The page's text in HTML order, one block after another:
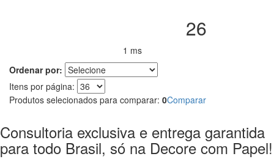
26
1 ms
Ordenar por:
Itens por página:
Produtos selecionados para comparar: 0Comparar
Consultoria exclusiva e entrega garantida
para todo Brasil, só na Decore com Papel!